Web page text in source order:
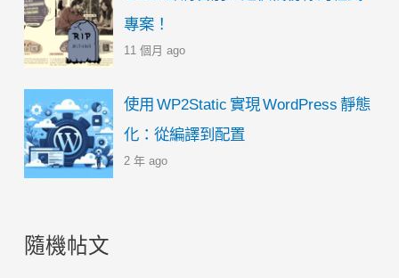
專案！
11 個月 ago
使用 WP2Static 實現 WordPress 靜態
化：從編譯到配置
2 年 ago
隨機帖文